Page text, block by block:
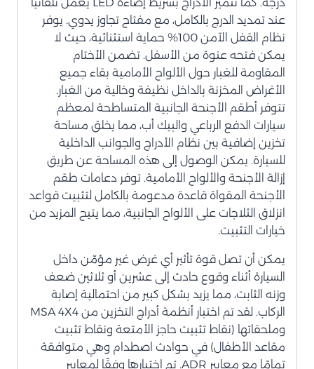
عند تمديد الدرج بالكامل، مع مفتاح تجاوز يدوي. يوفر
نظام القفل الآمن 100% حماية استثنائية، حيث لا
يمكن فتحه عنوة من الأسفل. تضمن الأختام
المقاومة للغبار حول الألواح الأمامية بقاء جميع
الأغراض المخزنة بالداخل نظيفة وخالية من الغبار.
تتوفر أطقم الأجنحة الجانبية المتساطحة لمعظم
سيارات الدفع الرباعي والبيك أب، مما يخلق مساحة
تخزين إضافية بين نظام الأدراج والجوانب الداخلية
للسيارة. يمكن الوصول إلى هذه المساحة عن طريق
إزالة الأجنحة والألواح الأمامية. توفر دعامات طقم
الأجنحة المقواة قاعدة مدعومة بالكامل لتثبيت قواعد
انزلاق الثلاجات على الألواح الجانبية، مما يتيح المزيد من
خيارات التثبيت.
يمكن أن تصل قوة تأثير أي غرض غير مؤمّن داخل
السيارة أثناء وقوع حادث إلى عشرين أو ثلاثين ضعف
وزنه الثابت، مما يزيد بشكل كبير من احتمالية إصابة
الركاب. لقد تم اختبار أنظمة أدراج التخزين من MSA 4X4
وملحقاتها (نقاط تثبيت حاجز الأمتعة ونقاط تثبيت
مقاعد الأطفال) في حوادث اصطدام وهي متوافقة
تمامًا مع معايير ADR. تم اختبارها وفقًا لمعايير